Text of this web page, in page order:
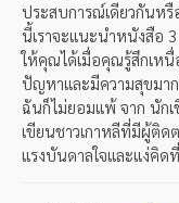
ประสบการณ์เดียวกันห
นี้เราจะแนะนำหนังสือ 3
ให้คุณได้เมื่อคุณรู้สึกเห
ปัญหาและมีความสุขมา
ฉันก็ไม่ยอมแพ้ จาก นัก
เขียนชาวเกาหลีที่มีผู้ติ
แรงบันดาลใจและแง่คิด